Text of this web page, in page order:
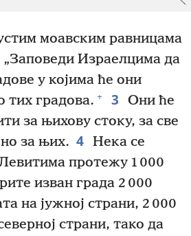
моавским равницама
„Заповеди Израелцима да
у којима ће они
тих градова. + 3
Они ће
за њихову стоку, за све
за њих. 4 Нека се
протежу 1 000
изван града 2 000
на јужној страни, 2 000
страни, тако да